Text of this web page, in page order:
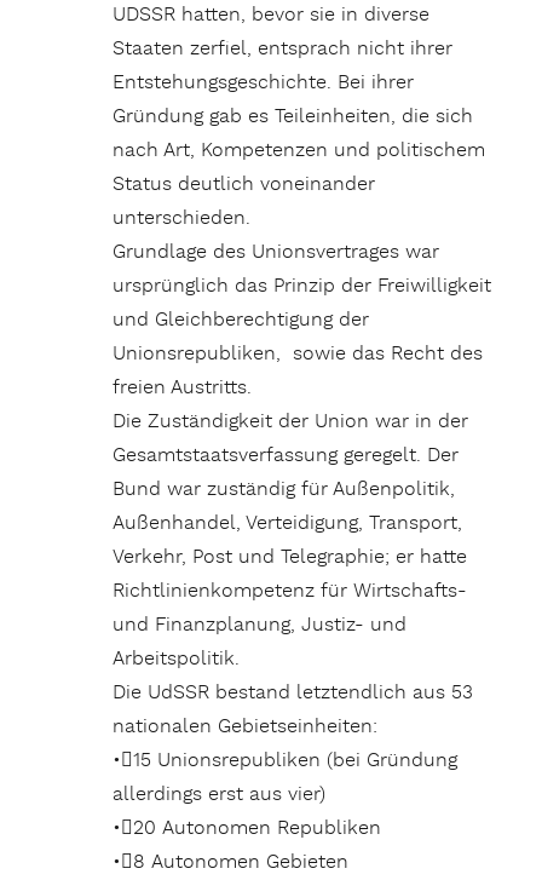
UDSSR hatten, bevor sie in diverse
Staaten zerfiel, entsprach nicht ihrer
Entstehungsgeschichte. Bei ihrer
Gründung gab es Teileinheiten, die sich
nach Art, Kompetenzen und politischem
Status deutlich voneinander
unterschieden.
Grundlage des Unionsvertrages war
ursprünglich das Prinzip der Freiwilligkeit
und Gleichberechtigung der
Unionsrepubliken, sowie das Recht des
freien Austritts.
Die Zuständigkeit der Union war in der
Gesamtstaatsverfassung geregelt. Der
Bund war zuständig für Außenpolitik,
Außenhandel, Verteidigung, Transport,
Verkehr, Post und Telegraphie; er hatte
Richtlinienkompetenz für Wirtschafts-
und Finanzplanung, Justiz- und
Arbeitspolitik.
Die UdSSR bestand letztendlich aus 53
nationalen Gebietseinheiten:
•15 Unionsrepubliken (bei Gründung
allerdings erst aus vier)
•20 Autonomen Republiken
•8 Autonomen Gebieten